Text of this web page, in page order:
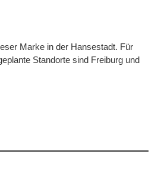
Marke in der Hansestadt. Für
Standorte sind Freiburg und